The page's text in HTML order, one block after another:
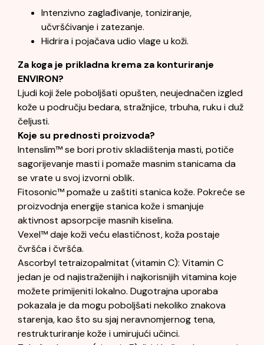
Intenzivno zaglađivanje, toniziranje,
učvršćivanje i zatezanje.
Hidrira i pojačava udio vlage u koži.
Za koga je prikladna krema za konturiranje
ENVIRON?
Ljudi koji žele poboljšati opušten, neujednačen izgled
kože u području bedara, stražnjice, trbuha, ruku i duž
čeljusti.
Koje su prednosti proizvoda?
Intenslim™ se bori protiv skladištenja masti, potiče
sagorijevanje masti i pomaže masnim stanicama da
se vrate u svoj izvorni oblik.
Fitosonic™ pomaže u zaštiti stanica kože. Pokreće se
proizvodnja energije stanica kože i smanjuje
aktivnost apsorpcije masnih kiselina.
Vexel™ daje koži veću elastičnost, koža postaje
čvršća i čvršća.
Ascorbyl tetraizopalmitat (vitamin C): Vitamin C
jedan je od najistraženijih i najkorisnijih vitamina koje
možete primijeniti lokalno. Dugotrajna uporaba
pokazala je da mogu poboljšati nekoliko znakova
starenja, kao što su sjaj neravnomjernog tena,
restrukturiranje kože i umirujući učinci.